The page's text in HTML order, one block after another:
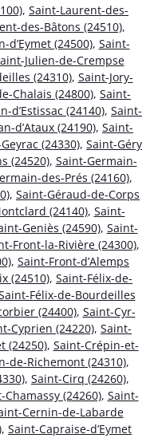
, Saint-Laurent-des-
des-Bâtons (24510),
d’Eymet (24500), Saint-
Julien-de-Crempse
(24310), Saint-Jory-
Chalais (24800), Saint-
d’Estissac (24140), Saint-
d’Ataux (24190), Saint-
(24330), Saint-Géry
(24520), Saint-Germain-
des-Prés (24160),
, Saint-Géraud-de-Corps
(24140), Saint-
Geniès (24590), Saint-
Front-la-Rivière (24300),
, Saint-Front-d’Alemps
(24510), Saint-Félix-de-
Félix-de-Bourdeilles
(24400), Saint-Cyr-
Cyprien (24220), Saint-
(24250), Saint-Crépin-et-
de-Richemont (24310),
, Saint-Cirq (24260),
Chamassy (24260), Saint-
Cernin-de-Labarde
, Saint-Capraise-d’Eymet